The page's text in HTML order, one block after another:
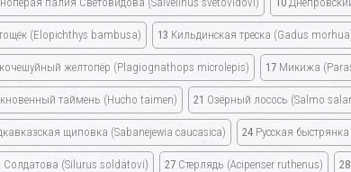
(Elopichthys bambusa) 13 Кильдинская треска (Gadus
желтопёр (Plagiognathops microlepis) 17 Микижа
таймень (Hucho taimen) 21 Озёрный лосось (Salmo
щиповка (Sabanejewia caucasica) 24 Русская быстрянка
(Silurus soldatovi) 27 Стерлядь (Acipenser ruthenus) 28